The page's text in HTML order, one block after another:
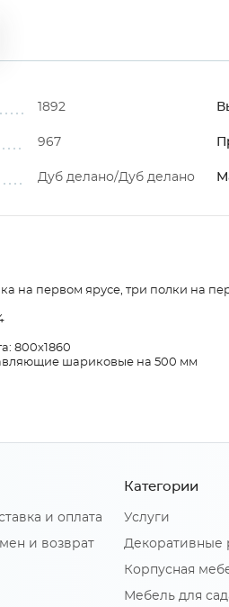
1892
967
Дуб делано/Дуб делано
на первом ярусе, три полки на
800х1860
шариковые на 500 мм
и оплата
и возврат
Категории
Услуги
Декоративные
Корпусная
Мебель для